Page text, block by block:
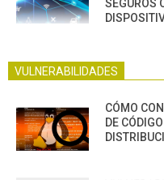
SEGUROS
VULNERABILIDADES
CÓMO
DE